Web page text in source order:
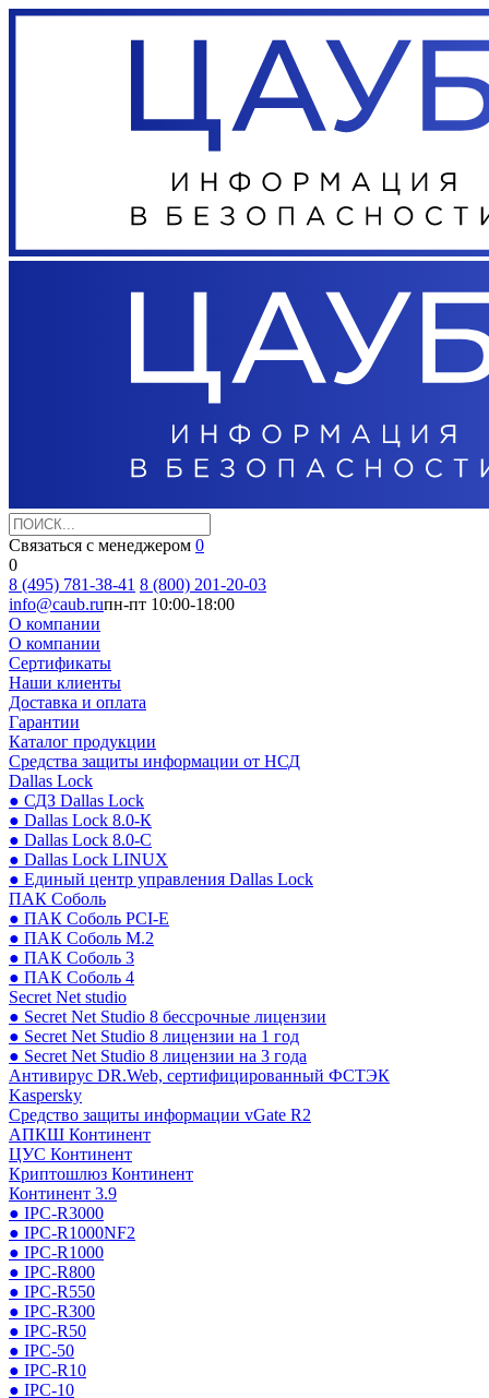
Связаться с менеджером 0
0
8 (495) 781-38-41 8 (800) 201-20-03
info@caub.ruпн-пт 10:00-18:00
О компании
О компании
Сертификаты
Наши клиенты
Доставка и оплата
Гарантии
Каталог продукции
Средства защиты информации от НСД
Dallas Lock
● СДЗ Dallas Lock
● Dallas Lock 8.0-К
● Dallas Lock 8.0-С
● Dallas Lock LINUX
● Единый центр управления Dallas Lock
ПАК Соболь
● ПАК Соболь PCI-E
● ПАК Соболь М.2
● ПАК Соболь 3
● ПАК Соболь 4
Secret Net studio
● Secret Net Studio 8 бессрочные лицензии
● Secret Net Studio 8 лицензии на 1 год
● Secret Net Studio 8 лицензии на 3 года
Антивирус DR.Web, сертифицированный ФСТЭК
Kaspersky
Средство защиты информации vGate R2
АПКШ Континент
ЦУС Континент
Криптошлюз Континент
Континент 3.9
● IPC-R3000
● IPC-R1000NF2
● IPC-R1000
● IPC-R800
● IPC-R550
● IPC-R300
● IPC-R50
● IPC-50
● IPC-R10
● IPC-10